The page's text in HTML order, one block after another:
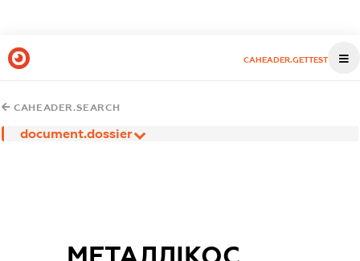
CAHEADER.GETTEST
CAHEADER.SEARCH
document.dossier